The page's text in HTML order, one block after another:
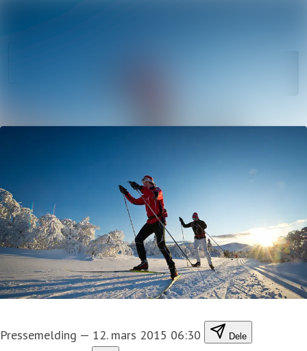
Pressemelding — 12. mars 2015 06:30 Dele